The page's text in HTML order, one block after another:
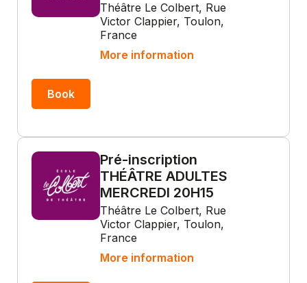
Théâtre Le Colbert, Rue
Victor Clappier, Toulon,
France
More information
Book
Pré-inscription
THÉÂTRE ADULTES
MERCREDI 20H15
Théâtre Le Colbert, Rue
Victor Clappier, Toulon,
France
More information